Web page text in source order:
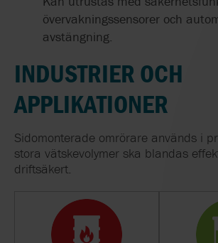
övervakningssensorer och
avstängning.
INDUSTRIER OCH
APPLIKATIONER
Sidomonterade omrörare används i
stora vätskevolymer ska blandas
driftsäkert.